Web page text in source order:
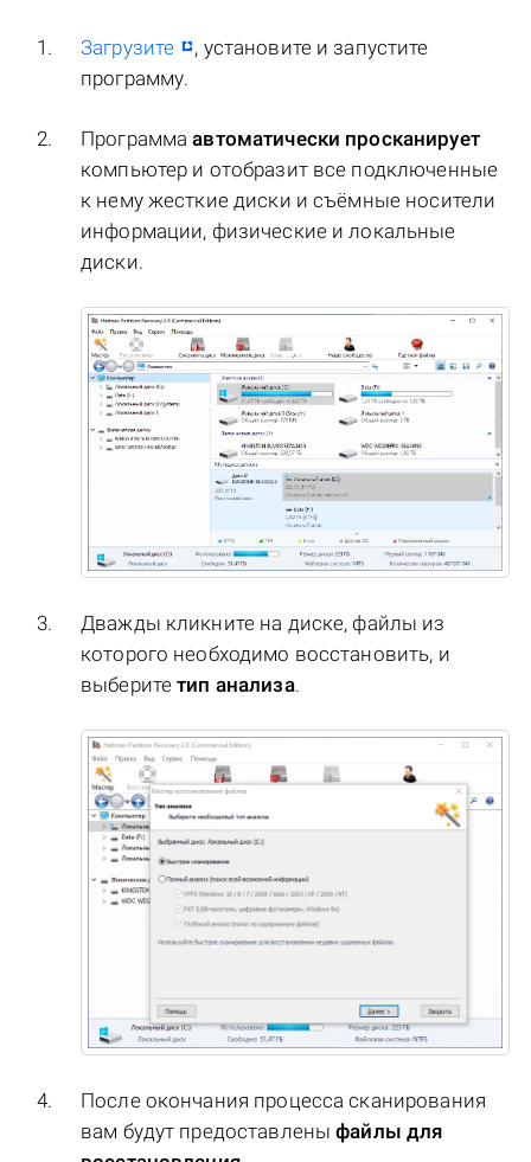
Загрузите
, установите и запустите
программу.
Программаавтоматически просканирует
компьютер и отобразит все подключенные
к нему жесткие диски и съёмные носители
информации, физические и локальные
диски.
Дважды кликните на диске, файлы из
которого необходимо восстановить, и
выберитетип анализа.
После окончания процесса сканирования
вам будут предоставленыфайлы для